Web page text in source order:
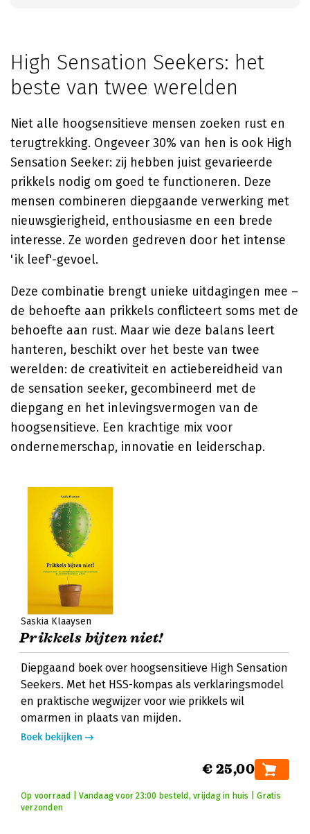
High Sensation Seekers: het
beste van twee werelden
Niet alle hoogsensitieve mensen zoeken rust en
terugtrekking. Ongeveer 30% van hen is ook High
Sensation Seeker: zij hebben juist gevarieerde
prikkels nodig om goed te functioneren. Deze
mensen combineren diepgaande verwerking met
nieuwsgierigheid, enthousiasme en een brede
interesse. Ze worden gedreven door het intense
'ik leef'-gevoel.
Deze combinatie brengt unieke uitdagingen mee –
de behoefte aan prikkels conflicteert soms met de
behoefte aan rust. Maar wie deze balans leert
hanteren, beschikt over het beste van twee
werelden: de creativiteit en actiebereidheid van
de sensation seeker, gecombineerd met de
diepgang en het inlevingsvermogen van de
hoogsensitieve. Een krachtige mix voor
ondernemerschap, innovatie en leiderschap.
Saskia Klaaysen
Prikkels bijten niet!
Diepgaand boek over hoogsensitieve High Sensation
Seekers. Met het HSS-kompas als verklaringsmodel
en praktische wegwijzer voor wie prikkels wil
omarmen in plaats van mijden.
Boek bekijken
€ 25,00
Op voorraad | Vandaag voor 23:00 besteld, vrijdag in huis | Gratis
verzonden